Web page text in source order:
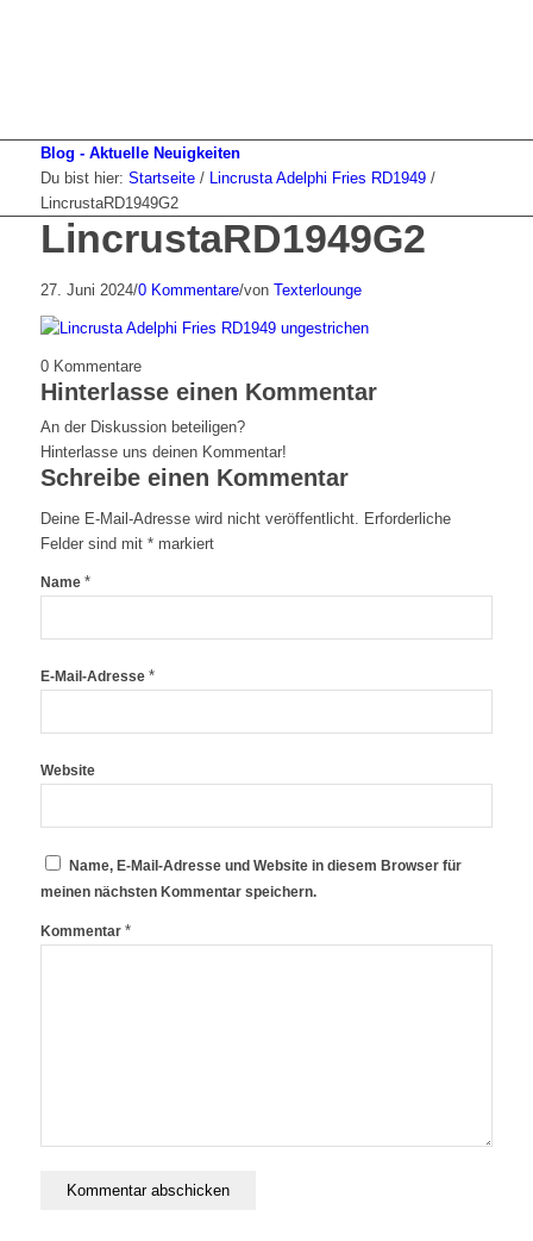
Blog - Aktuelle Neuigkeiten
Du bist hier: Startseite / Lincrusta Adelphi Fries RD1949 /
LincrustaRD1949G2
LincrustaRD1949G2
27. Juni 2024/0 Kommentare/von Texterlounge
0 Kommentare
Hinterlasse einen Kommentar
An der Diskussion beteiligen?
Hinterlasse uns deinen Kommentar!
Schreibe einen Kommentar
Deine E-Mail-Adresse wird nicht veröffentlicht. Erforderliche
Felder sind mit *markiert
Name *
E-Mail-Adresse *
Website
Name, E-Mail-Adresse und Website in diesem Browser für
meinen nächsten Kommentar speichern.
Kommentar *